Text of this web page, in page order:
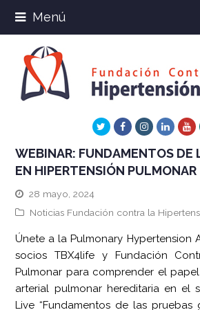
Menú
TwitterFacebookInstagram
WEBINAR: FUNDAMENTOS DE
EN HIPERTENSIÓN PULMONAR
28 mayo, 2024
Noticias Fundación contra la
Únete a la Pulmonary Hypertension
socios TBX4life y Fundación
Pulmonar para comprender el
arterial pulmonar hereditaria en el
Live “Fundamentos de las pruebas